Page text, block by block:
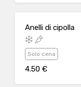
Anelli di cipolla
Solo cena
4.50 €